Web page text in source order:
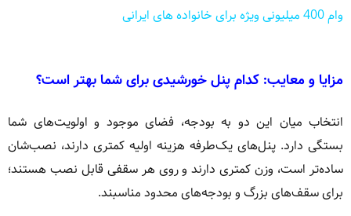
وام 400 میلیونی ویژه برای خانواده های ایرانی
مزایا و معایب: کدام پنل خورشیدی برای شما بهتر است؟
انتخاب میان این دو به بودجه، فضای موجود و اولویت‌های شما
بستگی دارد. پنل‌های یک‌طرفه هزینه اولیه کمتری دارند، نصب‌شان
ساده‌تر است، وزن کمتری دارند و روی هر سقفی قابل نصب هستند؛
برای سقف‌های بزرگ و بودجه‌های محدود مناسبند.